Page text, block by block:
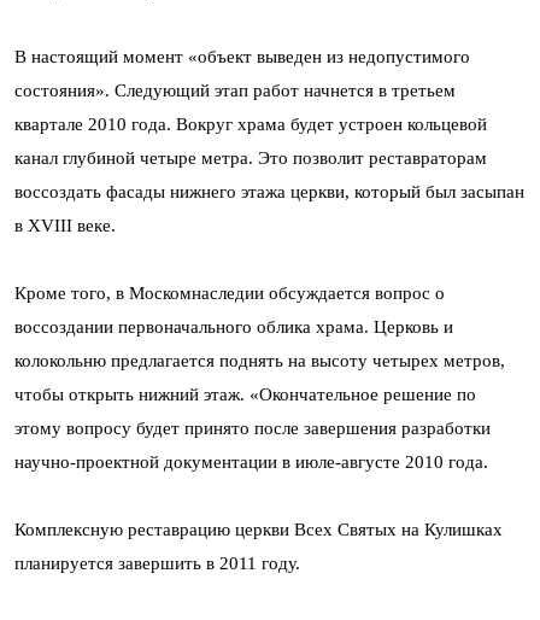
В настоящий момент «объект выведен из недопустимого
состояния». Следующий этап работ начнется в третьем
квартале 2010 года. Вокруг храма будет устроен кольцевой
канал глубиной четыре метра. Это позволит реставраторам
воссоздать фасады нижнего этажа церкви, который был засыпан
в XVIII веке.
Кроме того, в Москомнаследии обсуждается вопрос о
воссоздании первоначального облика храма. Церковь и
колокольню предлагается поднять на высоту четырех метров,
чтобы открыть нижний этаж. «Окончательное решение по
этому вопросу будет принято после завершения разработки
научно-проектной документации в июле-августе 2010 года.
Комплексную реставрацию церкви Всех Святых на Кулишках
планируется завершить в 2011 году.